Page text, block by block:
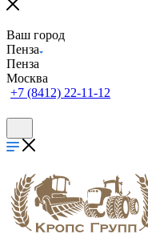
Ваш город
Пенза
Пенза
Москва
+7 (8412) 22-11-12